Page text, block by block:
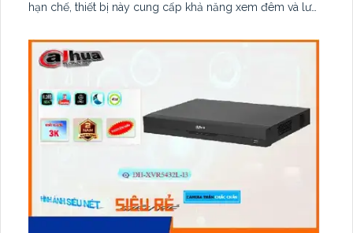
hạn chế, thiết bị này cung cấp khả năng xem đêm và lưu
BCS và độ phân giải cao hơn ONVIF, sản phẩm mang lại
hiệu suất ấn tượng